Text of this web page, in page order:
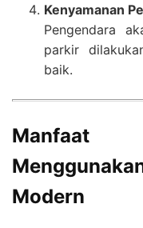
Kenyamanan
Pengendara
parkir
baik.
Manfaat
Modern